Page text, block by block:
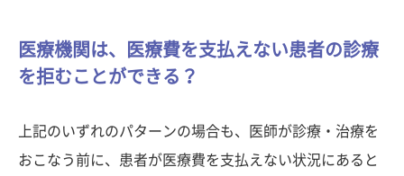
医療機関は、医療費を支払えない患者の診療
を拒むことができる？
上記のいずれのパターンの場合も、医師が診療・治療を
おこなう前に、患者が医療費を支払えない状況にあると